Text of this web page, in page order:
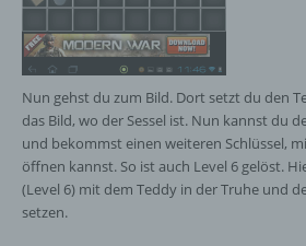
Nun gehst du zum Bild. Dort setzt du den
das Bild, wo der Sessel ist. Nun kannst du
und bekommst einen weiteren Schlüssel,
öffnen kannst. So ist auch Level 6 gelöst.
(Level 6) mit dem Teddy in der Truhe und
setzen.
Informationen ziehen wird keine
die betroffene Person. Diese
vielmehr benötigt, um (1) die
Internetseite korrekt auszuliefern,
unserer Internetseite sowie die
zu optimieren, (3) die dauerhafte
Funktionsfähigkeit unserer
informationstechnologischen
Technik unserer Internetseite zu
sowie (4) um